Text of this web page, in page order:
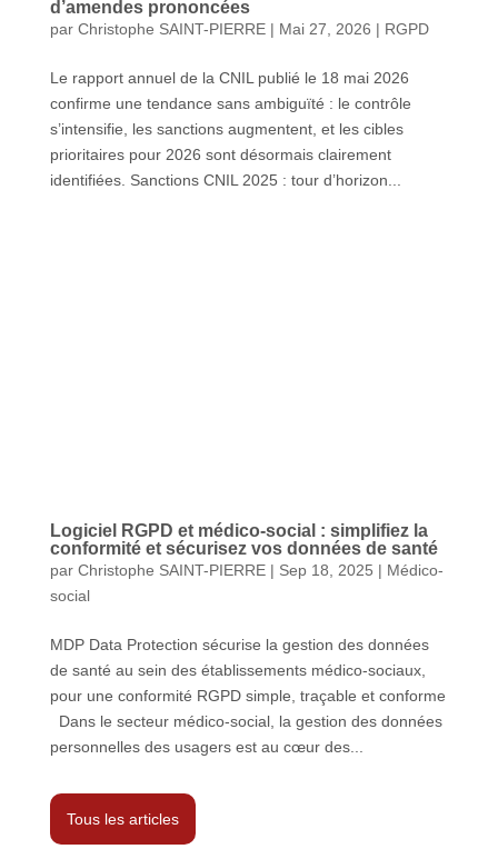
d’amendes prononcées
par Christophe SAINT-PIERRE| Mai 27, 2026 | RGPD
Le rapport annuel de la CNIL publié le 18 mai 2026
confirme une tendance sans ambiguïté : le contrôle
s’intensifie, les sanctions augmentent, et les cibles
prioritaires pour 2026 sont désormais clairement
identifiées. Sanctions CNIL 2025 : tour d’horizon...
Logiciel RGPD et médico-social : simplifiez la
conformité et sécurisez vos données de santé
par Christophe SAINT-PIERRE| Sep 18, 2025 | Médico-
social
MDP Data Protection sécurise la gestion des données
de santé au sein des établissements médico-sociaux,
pour une conformité RGPD simple, traçable et conforme
Dans le secteur médico-social, la gestion des données
personnelles des usagers est au cœur des...
Tous les articles